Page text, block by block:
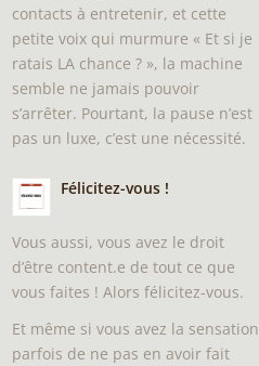
contacts à entretenir, et cette
petite voix qui murmure « Et si je
ratais LA chance ? », la machine
semble ne jamais pouvoir
s’arrêter. Pourtant, la pause n’est
pas un luxe, c’est une nécessité.
Félicitez-vous !
Vous aussi, vous avez le droit
d’être content.e de tout ce que
vous faites ! Alors félicitez-vous.
Et même si vous avez la sensation
parfois de ne pas en avoir fait